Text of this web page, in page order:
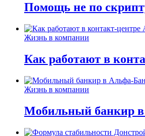
Помощь не по
Жизнь в компании
Как работают в
Жизнь в компании
Мобильный банкир